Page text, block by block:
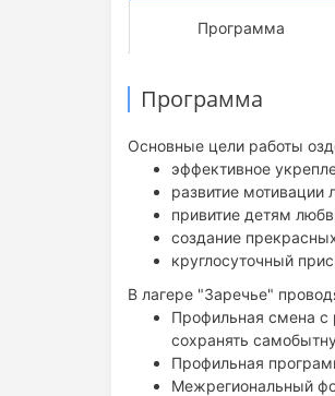
Программа
Программа
Основные цели работы
эффективное
развитие мотивации
привитие детям
создание
круглосуточный
В лагере "Заречье"
Профильная смена с
сохранять
Профильная
Межрегиональный